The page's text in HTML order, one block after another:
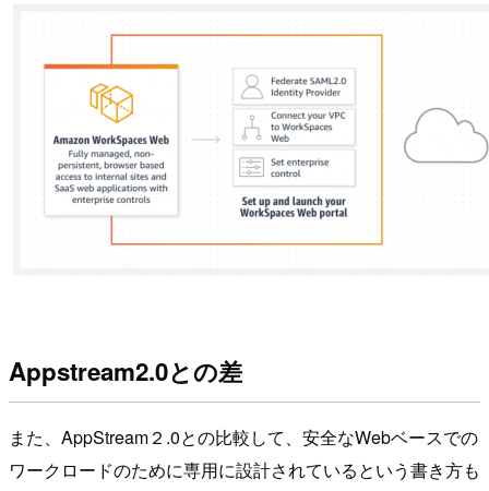
Appstream2.0との差
また、AppStream２.0との比較して、安全なWebベースでの
ワークロードのために専用に設計されているという書き方も